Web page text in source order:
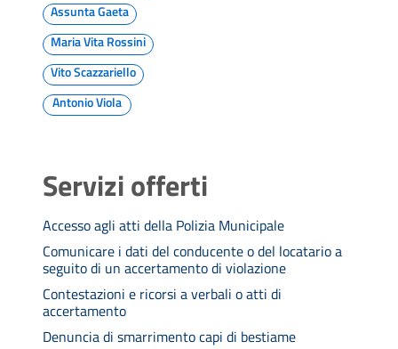
Assunta Gaeta
Maria Vita Rossini
Vito Scazzariello
Antonio Viola
Servizi offerti
Accesso agli atti della Polizia Municipale
Comunicare i dati del conducente o del locatario a
seguito di un accertamento di violazione
Contestazioni e ricorsi a verbali o atti di
accertamento
Denuncia di smarrimento capi di bestiame